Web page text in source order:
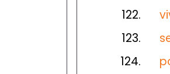
122.
123.
124.